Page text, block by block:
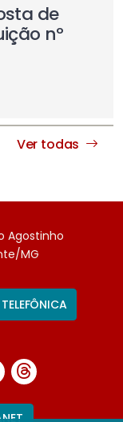
de
nº
Ver todas
Agostinho
MG